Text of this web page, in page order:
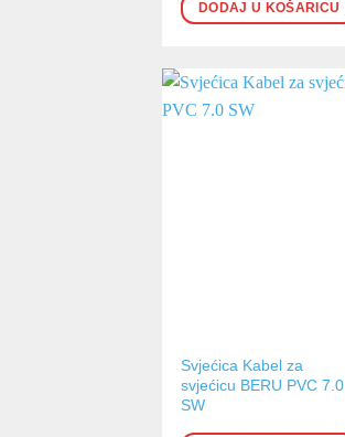
DODAJ U KOŠARICU
Svjećica Kabel za
svjećicu BERU PVC 7.0
SW